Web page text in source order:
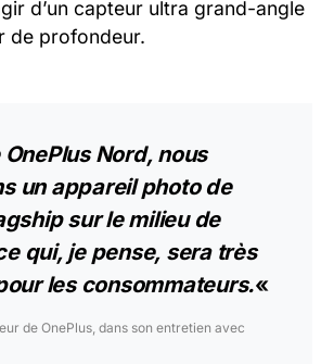
d’un capteur ultra grand-angle
de profondeur.
Nord, nous
un appareil photo de
sur le milieu de
qui, je pense, sera très
les consommateurs.«
de OnePlus, dans son entretien avec